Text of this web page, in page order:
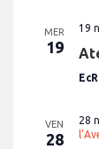
MER
19
19
VEN
28
28